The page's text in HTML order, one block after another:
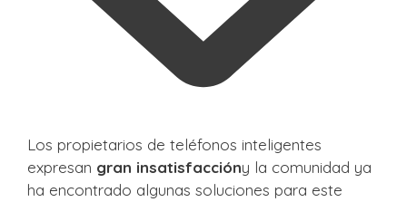
Los propietarios de teléfonos inteligentes
expresan gran insatisfaccióny la comunidad ya
ha encontrado algunas soluciones para este